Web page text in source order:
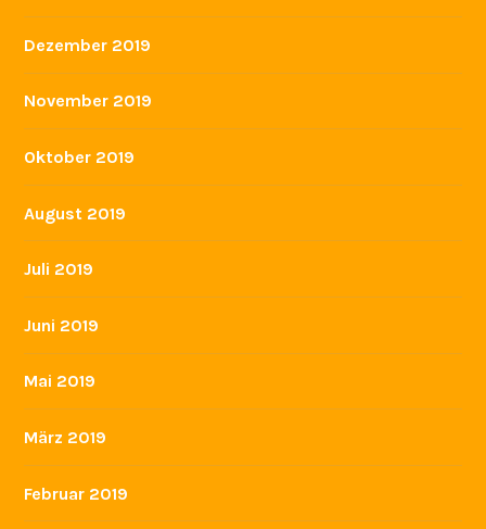
Dezember 2019
November 2019
Oktober 2019
August 2019
Juli 2019
Juni 2019
Mai 2019
März 2019
Februar 2019